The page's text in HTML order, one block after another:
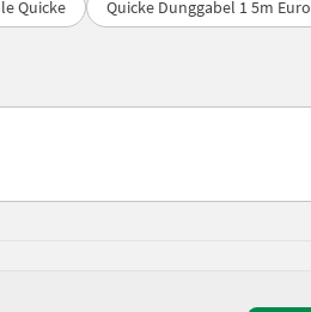
Quicke
Quicke Dunggabel 1 5m Euro